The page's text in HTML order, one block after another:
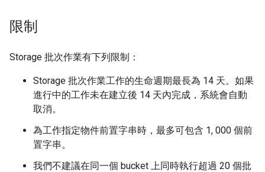
限制
Storage 批次作業有下列限制：
Storage 批次作業工作的生命週期最長為 14 天。如果
進行中的工作未在建立後 14 天內完成，系統會自動
取消。
為工作指定物件前置字串時，最多可包含 1, 000 個前
置字串。
我們不建議在同一個 bucket 上同時執行超過 20 個批